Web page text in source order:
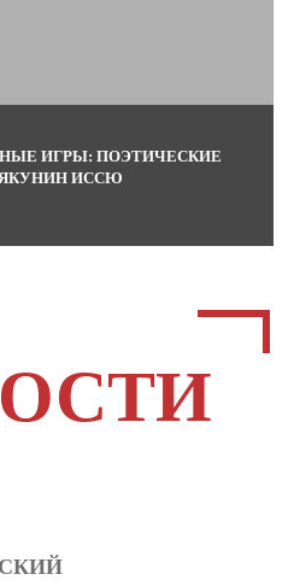
ИГРЫ: ПОЭТИЧЕСКИЕ
ИССЮ